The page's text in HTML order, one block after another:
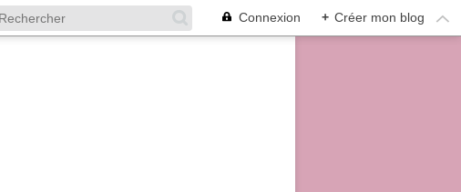
Connexion + Créer mon blog